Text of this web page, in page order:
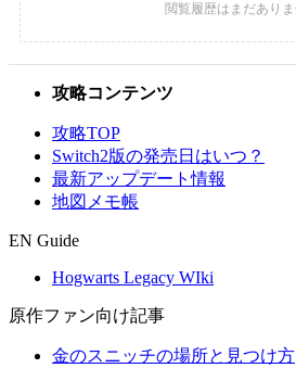
攻略コンテンツ
攻略TOP
Switch2版の発売日はいつ？
最新アップデート情報
地図メモ帳
EN Guide
Hogwarts Legacy WIki
原作ファン向け記事
金のスニッチの場所と見つけ方